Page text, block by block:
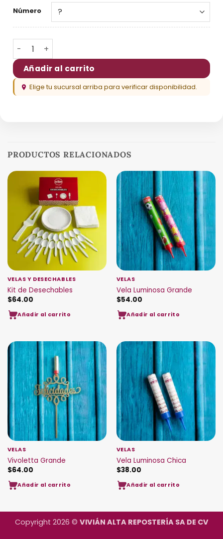
Número
Vela de Número cantidad
Añadir al carrito
Elige tu sucursal arriba para verificar disponibilidad.
PRODUCTOS RELACIONADOS
VELAS Y DESECHABLES
Kit de Desechables
$64.00
Añadir al carrito
VELAS
Vela Luminosa Grande
$54.00
Añadir al carrito
VELAS
Vivoletta Grande
$64.00
Añadir al carrito
VELAS
Vela Luminosa Chica
$38.00
Añadir al carrito
Copyright 2026 © VIVIÁN ALTA REPOSTERÍA SA DE CV